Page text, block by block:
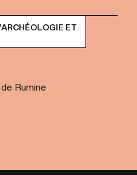
ET
Rumine